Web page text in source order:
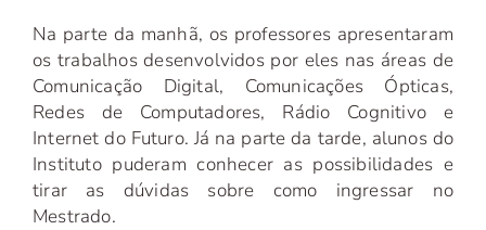
Na parte da manhã, os professores apresentaram
os trabalhos desenvolvidos por eles nas áreas de
Comunicação Digital, Comunicações Ópticas,
Redes de Computadores, Rádio Cognitivo e
Internet do Futuro. Já na parte da tarde, alunos do
Instituto puderam conhecer as possibilidades e
tirar as dúvidas sobre como ingressar no
Mestrado.